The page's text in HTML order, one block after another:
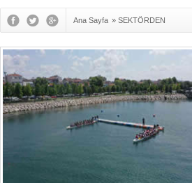
Ana Sayfa » SEKTÖRDEN